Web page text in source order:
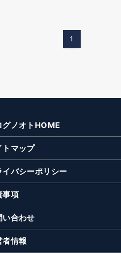
1
グノオトHOME
トマップ
イバシーポリシー
事項
い合わせ
者情報